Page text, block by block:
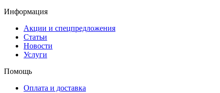
Информация
Акции и спецпредложения
Статьи
Новости
Услуги
Помощь
Оплата и доставка